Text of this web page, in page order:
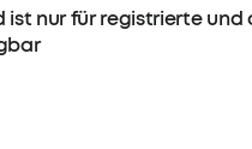
ist nur für registrierte